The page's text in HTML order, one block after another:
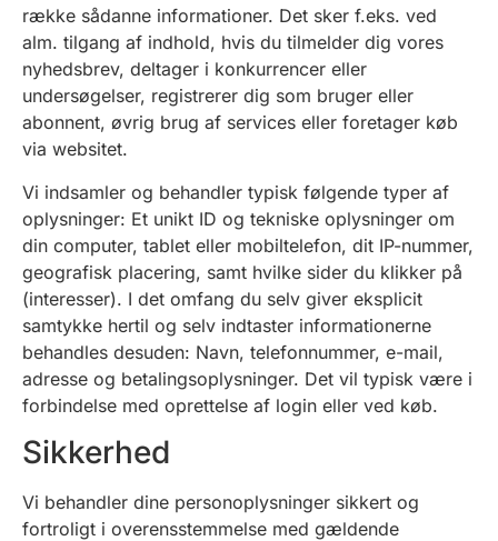
række sådanne informationer. Det sker f.eks. ved
alm. tilgang af indhold, hvis du tilmelder dig vores
nyhedsbrev, deltager i konkurrencer eller
undersøgelser, registrerer dig som bruger eller
abonnent, øvrig brug af services eller foretager køb
via websitet.
Vi indsamler og behandler typisk følgende typer af
oplysninger: Et unikt ID og tekniske oplysninger om
din computer, tablet eller mobiltelefon, dit IP-nummer,
geografisk placering, samt hvilke sider du klikker på
(interesser). I det omfang du selv giver eksplicit
samtykke hertil og selv indtaster informationerne
behandles desuden: Navn, telefonnummer, e-mail,
adresse og betalingsoplysninger. Det vil typisk være i
forbindelse med oprettelse af login eller ved køb.
Sikkerhed
Vi behandler dine personoplysninger sikkert og
fortroligt i overensstemmelse med gældende